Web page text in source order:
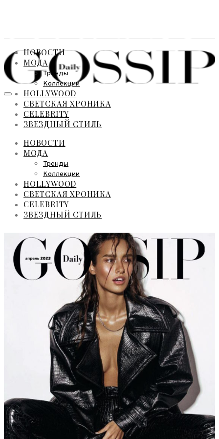
НОВОСТИ
МОДА
Тренды
Коллекции
HOLLYWOOD
СВЕТСКАЯ ХРОНИКА
CELEBRITY
ЗВЕЗДНЫЙ СТИЛЬ
НОВОСТИ
МОДА
Тренды
Коллекции
HOLLYWOOD
СВЕТСКАЯ ХРОНИКА
CELEBRITY
ЗВЕЗДНЫЙ СТИЛЬ